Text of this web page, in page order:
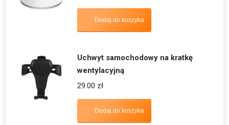
Dodaj do koszyka
Uchwyt samochodowy na kratkę
wentylacyjną
29.00 zł
Dodaj do koszyka